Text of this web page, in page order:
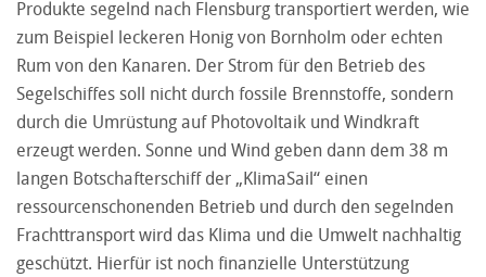
Produkte segelnd nach Flensburg transportiert werden, wie
zum Beispiel leckeren Honig von Bornholm oder echten
Rum von den Kanaren. Der Strom für den Betrieb des
Segelschiffes soll nicht durch fossile Brennstoffe, sondern
durch die Umrüstung auf Photovoltaik und Windkraft
erzeugt werden. Sonne und Wind geben dann dem 38 m
langen Botschafterschiff der „KlimaSail“ einen
ressourcenschonenden Betrieb und durch den segelnden
Frachttransport wird das Klima und die Umwelt nachhaltig
geschützt. Hierfür ist noch finanzielle Unterstützung